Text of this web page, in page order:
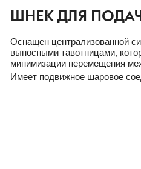
ШНЕК ДЛЯ
Оснащен централизованной
выносными тавотницами,
минимизации перемещения
Имеет подвижное шаровое